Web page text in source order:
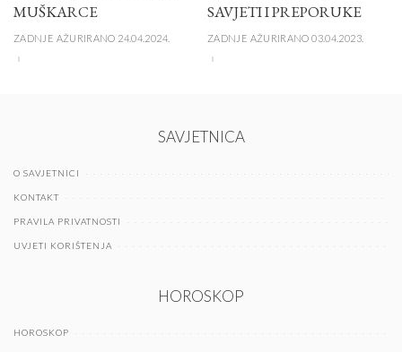
MUŠKARCE
ZADNJE AŽURIRANO 24.04.2024.
SAVJETI I PREPORUKE
ZADNJE AŽURIRANO 03.04.2023.
SAVJETNICA
O SAVJETNICI
KONTAKT
PRAVILA PRIVATNOSTI
UVJETI KORIŠTENJA
HOROSKOP
HOROSKOP